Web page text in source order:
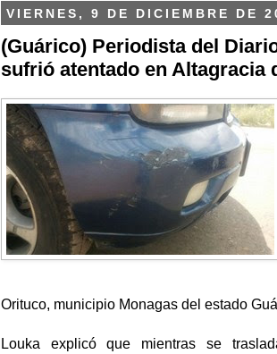
VIERNES, 9 DE DICIEMBRE DE
(Guárico) Periodista del
sufrió atentado en Altagracia
Orituco, municipio Monagas del estado
Louka explicó que mientras se